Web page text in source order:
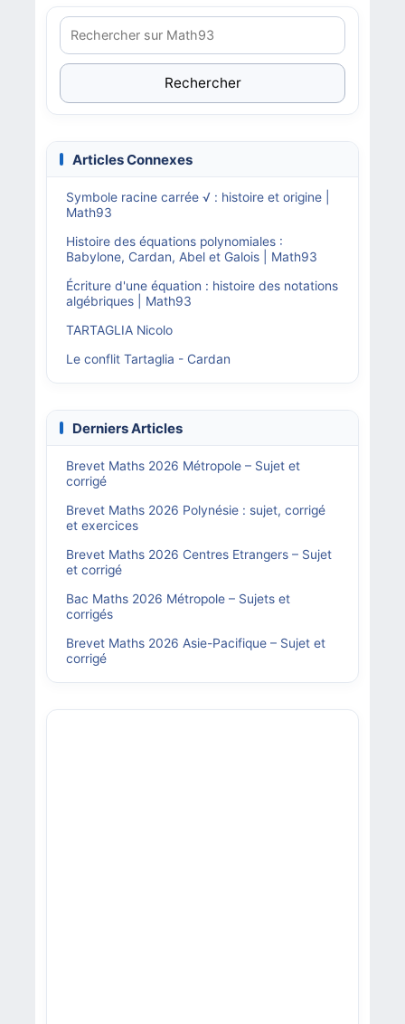
Rechercher
Articles Connexes
Symbole racine carrée √ : histoire et origine |
Math93
Histoire des équations polynomiales :
Babylone, Cardan, Abel et Galois | Math93
Écriture d'une équation : histoire des notations
algébriques | Math93
TARTAGLIA Nicolo
Le conflit Tartaglia - Cardan
Derniers Articles
Brevet Maths 2026 Métropole – Sujet et
corrigé
Brevet Maths 2026 Polynésie : sujet, corrigé
et exercices
Brevet Maths 2026 Centres Etrangers – Sujet
et corrigé
Bac Maths 2026 Métropole – Sujets et
corrigés
Brevet Maths 2026 Asie-Pacifique – Sujet et
corrigé